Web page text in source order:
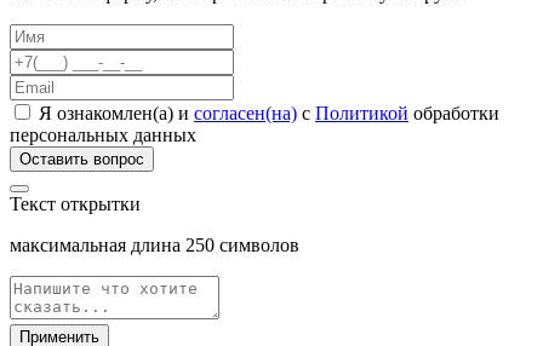
Я ознакомлен(а) и согласен(на) с Политикой обработки
персональных данных
Оставить вопрос
Текст открытки
максимальная длина 250 символов
Применить